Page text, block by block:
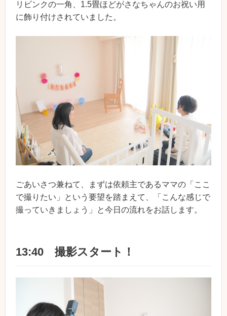
リビンクの一角、1.5畳ほどがさなちゃんのお祝い用
に飾り付けされていました。
ごあいさつ兼ねて、まずは依頼主であるママの「ここ
で撮りたい」という要望を踏まえて、「こんな感じで
撮っていきましょう」と今日の流れをお話します。
13:40 撮影スタート！